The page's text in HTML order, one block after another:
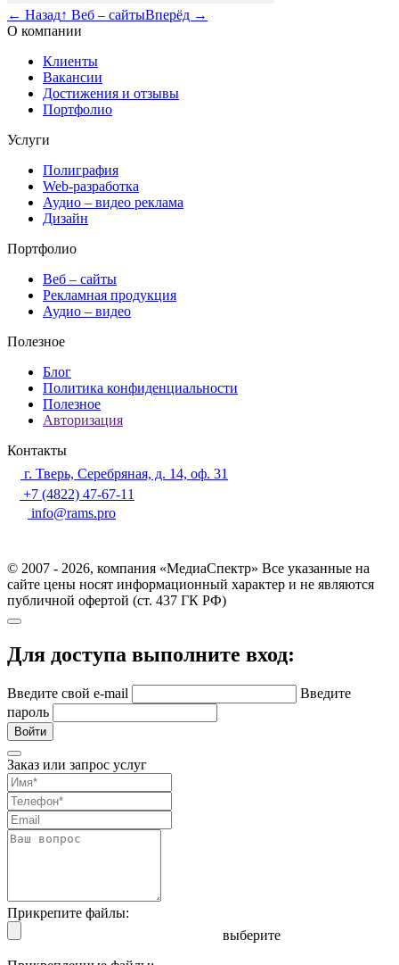
← Назад↑ Веб – сайтыВперёд →
О компании
Клиенты
Вакансии
Достижения и отзывы
Портфолио
Услуги
Полиграфия
Web-разработка
Аудио – видео реклама
Дизайн
Портфолио
Веб – сайты
Рекламная продукция
Аудио – видео
Полезное
Блог
Политика конфиденциальности
Полезное
Авторизация
Контакты
г. Тверь, Серебряная, д. 14, оф. 31
+7 (4822) 47-67-11
info@rams.pro
© 2007 - 2026, компания «МедиаСпектр» Все указанные на
сайте цены носят информационный характер и не являются
публичной офертой (ст. 437 ГК РФ)
Для доступа выполните вход:
Введите свой e-mail
Введите
пароль
Войти
Заказ или запрос услуг
Прикрепите файлы:
выберите